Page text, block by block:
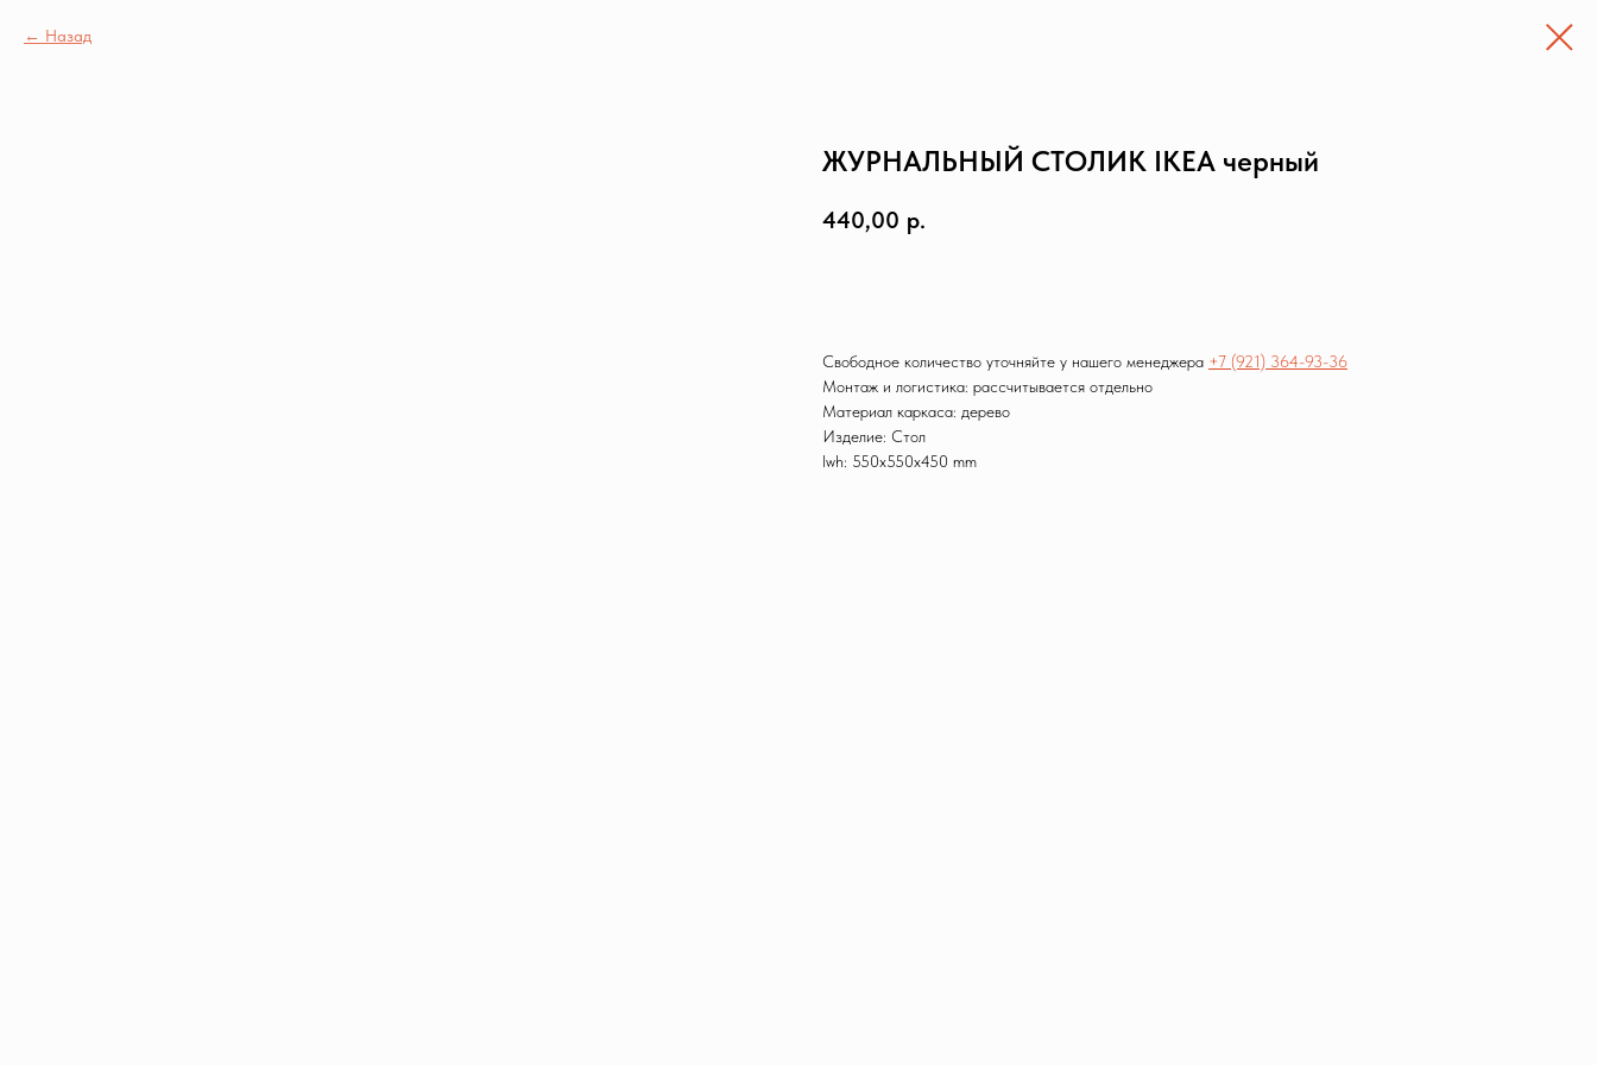
Назад
ЖУРНАЛЬНЫЙ СТОЛИК IKEA черный
440,00 р.
Свободное количество уточняйте у нашего менеджера +7 (921) 364-93-36
Монтаж и логистика: рассчитывается отдельно
Материал каркаса: дерево
Изделие: Стол
lwh: 550x550x450 mm